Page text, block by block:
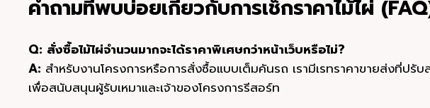
คำถามที่พบบ่อยเกี่ยวกับการเช็กราคาไม้ไผ่
Q: สั่งซื้อไม้ไผ่จำนวนมากจะได้ราคาพิเศษกว่าหน้าเว็บหรือไม่?
A: สำหรับงานโครงการหรือการสั่งซื้อแบบเต็มคันรถ เรามีเรทราคาขายส่งที่ปรั
เพื่อสนับสนุนผู้รับเหมาและเจ้าของโครงการรีสอร์ท